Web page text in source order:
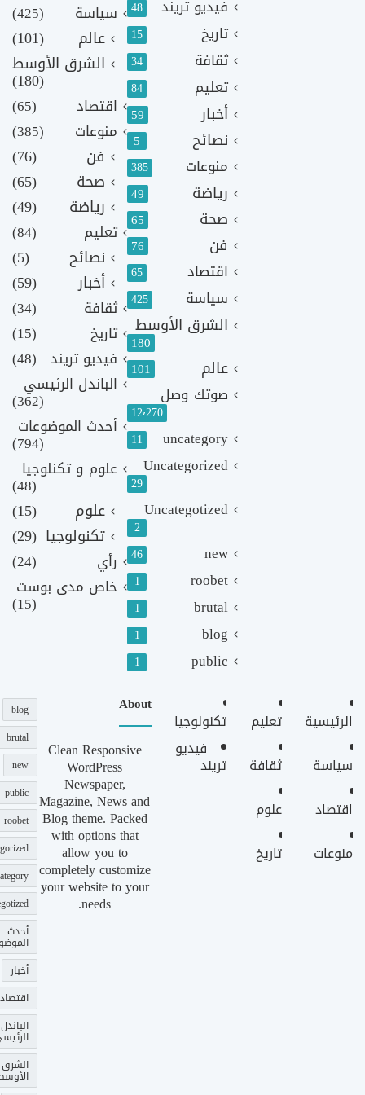
فيديو تريند 48
تاريخ 15
ثقافة 34
تعليم 84
أخبار 59
نصائح 5
منوعات 385
رياضة 49
صحة 65
فن 76
اقتصاد 65
سياسة 425
الشرق الأوسط
180
عالم 101
صوتك وصل
12٬270
uncategory
11
Uncategorized
29
Uncategotized
2
new
46
roobet
1
brutal
1
blog
1
public
1
سياسة
(425)
عالم
(101)
الشرق الأوسط
(180)
اقتصاد
(65)
منوعات
(385)
فن
(76)
صحة
(65)
رياضة
(49)
تعليم (84)
نصائح
(5)
أخبار
(59)
ثقافة
(34)
تاريخ
(15)
فيديو تريند (48)
الباندل الرئيسي
(362)
أحدث الموضوعات
(794)
علوم و تكنلوجيا
(48)
علوم
(15)
تكنولوجيا (29)
رأي
(24)
خاص مدى بوست
(15)
الرئيسية
سياسة
اقتصاد
منوعات
تعليم
ثقافة
علوم
تاريخ
تكنولوجيا
فيديو
تريند
About
Clean Responsive
WordPress
Newspaper,
Magazine, News and
Blog theme. Packed
with options that
allow you to
completely customize
your website to your
needs.
blog
brutal
new
public
roobet
أحدث
أخبار
اقتصاد
الباندل
الشرق